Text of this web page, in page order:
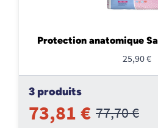
Protection anatomique
25,90 €
3 produits
73,81 € 77,70 €